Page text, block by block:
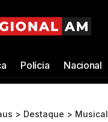
Polícia Nacional
> Destaque > Musical